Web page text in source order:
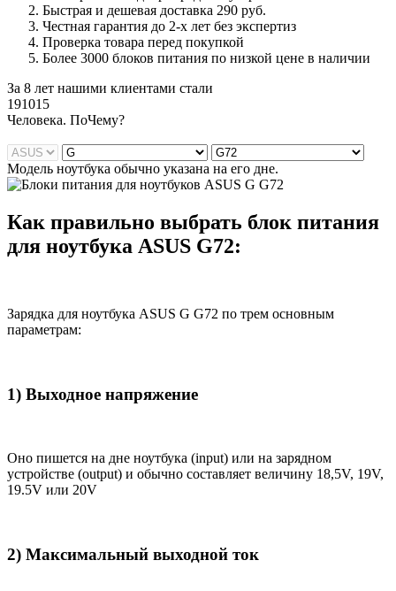
Быстрая и дешевая доставка 290 руб.
Честная гарантия до 2-х лет без экспертиз
Проверка товара перед покупкой
Более 3000 блоков питания по низкой цене в наличии
За 8 лет нашими клиентами стали
191015
Человека. ПоЧему?
Модель ноутбука обычно указана на его дне.
Как правильно выбрать блок питания
для ноутбука ASUS G72:
Зарядка для ноутбука ASUS G G72 по трем основным
параметрам:
1) Выходное напряжение
Оно пишется на дне ноутбука (input) или на зарядном
устройстве (output) и обычно составляет величину 18,5V, 19V,
19.5V или 20V
2) Максимальный выходной ток